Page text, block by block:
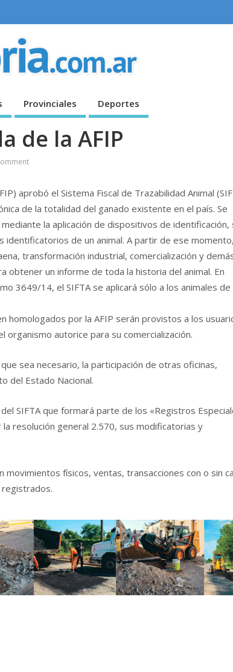
Provinciales Deportes
de la AFIP
aprobó el Sistema Fiscal de Trazabilidad Animal
de la totalidad del ganado existente en el país. Se
la aplicación de dispositivos de identificación,
identificatorios de un animal. A partir de ese
transformación industrial, comercialización y
obtener un informe de toda la historia del animal. En
3649/14, el SIFTA se aplicará sólo a los animales de
homologados por la AFIP serán provistos a los
autorice para su comercialización.
sea necesario, la participación de otras oficinas,
del Estado Nacional.
SIFTA que formará parte de los «Registros
resolución general 2.570, sus modificatorias y
movimientos físicos, ventas, transacciones con o sin